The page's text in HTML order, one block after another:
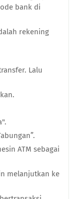
bank di
rekening
Lalu
ATM sebagai
melanjutkan ke